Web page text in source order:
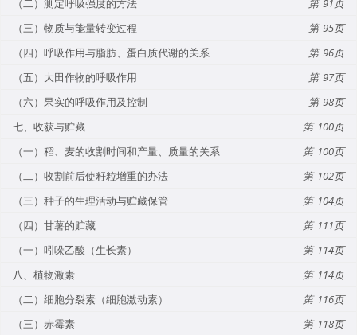
（二）测定呼吸强度的方法
91
（三）物质与能量转变过程
95
（四）呼吸作用与脂肪、蛋白质代谢的关系
96
（五）大田作物的呼吸作用
97
（六）果实的呼吸作用及控制
98
七、收获与贮藏
100
（一）稻、麦的收割时间和产量、质量的关系
100
（二）收割前后使籽粒增重的办法
102
（三）种子的生理活动与贮藏保管
104
（四）甘薯的贮藏
111
（一）吲哚乙酸（生长素）
114
八、植物激素
114
（二）细胞分裂素（细胞激动素）
116
（三）赤霉素
118